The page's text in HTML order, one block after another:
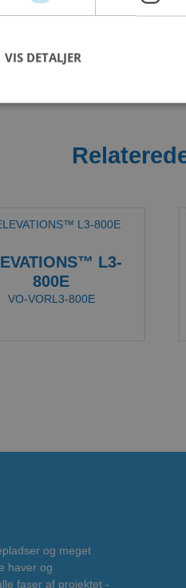
L3-
800E
VO-VORL3-800E
og meget
haver og
faser af projektet -
VIS DETALJER